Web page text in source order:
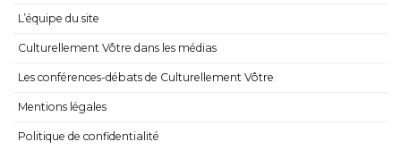
L’équipe du site
Culturellement Vôtre dans les médias
Les conférences-débats de Culturellement Vôtre
Mentions légales
Politique de confidentialité